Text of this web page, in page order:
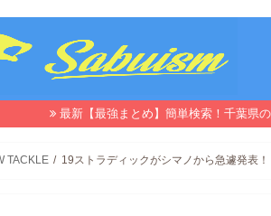
最新【最強まとめ】簡単検索！千葉県
TACKLE 19ストラディックがシマノから急遽発表